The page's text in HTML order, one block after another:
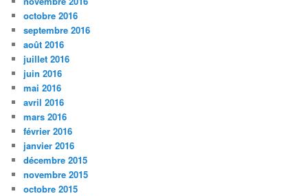
octobre 2016
septembre 2016
août 2016
juillet 2016
juin 2016
mai 2016
avril 2016
mars 2016
février 2016
janvier 2016
décembre 2015
novembre 2015
octobre 2015